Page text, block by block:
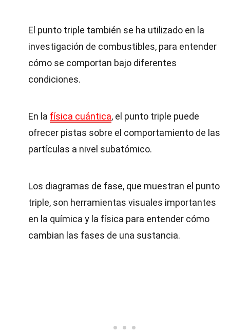
El punto triple también se ha utilizado en la
investigación de combustibles, para entender
cómo se comportan bajo diferentes
condiciones.
En la física cuántica, el punto triple puede
ofrecer pistas sobre el comportamiento de las
partículas a nivel subatómico.
Los diagramas de fase, que muestran el punto
triple, son herramientas visuales importantes
en la química y la física para entender cómo
cambian las fases de una sustancia.